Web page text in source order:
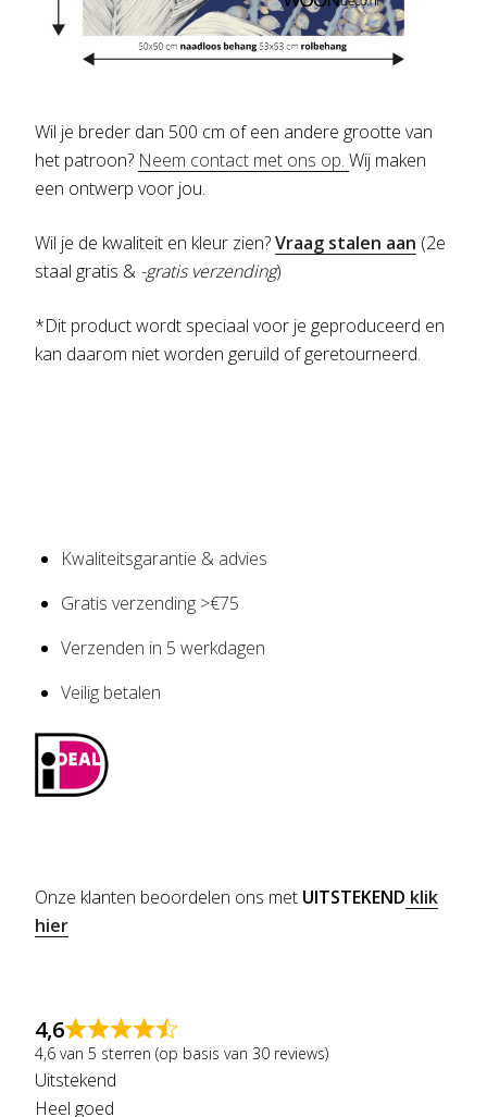
Wil je breder dan 500 cm of een andere grootte van
het patroon? Neem contact met ons op. Wij maken
een ontwerp voor jou.
Wil je de kwaliteit en kleur zien?Vraag stalen aan (2e
staal gratis & -gratis verzending)
*Dit product wordt speciaal voor je geproduceerd en
kan daarom niet worden geruild of geretourneerd.
Kwaliteitsgarantie & advies
Gratis verzending >€75
Verzenden in 5 werkdagen
Veilig betalen
Onze klanten beoordelen ons met UITSTEKEND klik
hier
4,6
4,6 van 5 sterren (op basis van 30 reviews)
Uitstekend
Heel goed